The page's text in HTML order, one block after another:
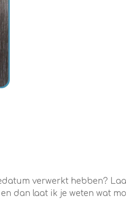
verwerkt hebben?
dan laat ik je weten wat